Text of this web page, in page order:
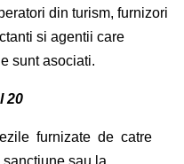
din turism, furnizori
si agentii care
sunt asociati.
20
furnizate de catre
sau la